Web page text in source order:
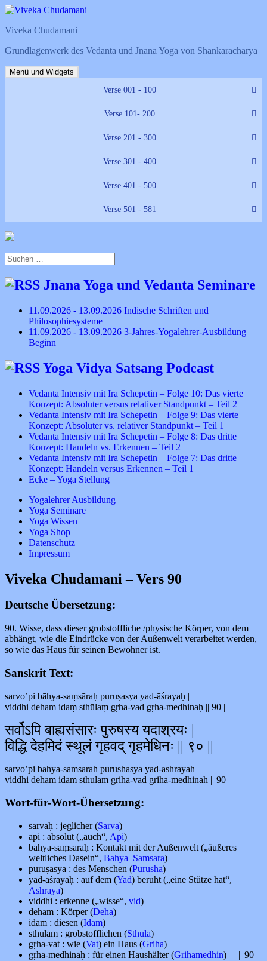
Zum
springen
Viveka Chudamani
Grundlagenwerk des Vedanta und Jnana Yoga von Shankaracharya
Menü und Widgets
Verse 001 - 100
Verse 101- 200
Verse 201 - 300
Verse 301 - 400
Verse 401 - 500
Verse 501 - 581
Suchen
nach:
Jnana Yoga und Vedanta Seminare
11.09.2026 - 13.09.2026 Indische Schriften und
Philosophiesysteme
11.09.2026 - 13.09.2026 3-Jahres-Yogalehrer-Ausbildung
Beginn
Yoga Vidya Satsang Podcast
Vedanta Intensiv mit Ira Schepetin – Folge 10: Das vierte
Konzept: Absoluter versus relativer Standpunkt – Teil 2
Vedanta Intensiv mit Ira Schepetin – Folge 9: Das vierte
Konzept: Absoluter vs. relativer Standpunkt – Teil 1
Vedanta Intensiv mit Ira Schepetin – Folge 8: Das dritte
Konzept: Handeln vs. Erkennen – Teil 2
Vedanta Intensiv mit Ira Schepetin – Folge 7: Das dritte
Konzept: Handeln versus Erkennen – Teil 1
Ecke – Yoga Stellung
Yogalehrer Ausbildung
Yoga Seminare
Yoga Wissen
Yoga Shop
Datenschutz
Impressum
Viveka Chudamani – Vers 90
Deutsche Übersetzung:
90. Wisse, dass dieser grobstoffliche /physische Körper, von dem
abhängt, wie die Eindrücke von der Außenwelt verarbeitet werden,
so wie das Haus für seinen Bewohner ist.
Sanskrit Text:
sarvo’pi bāhya-saṃsāraḥ puruṣasya yad-āśrayaḥ |
viddhi deham idaṃ sthūlaṃ gṛha-vad gṛha-medhinaḥ || 90 ||
सर्वोऽपि बाह्यसंसारः पुरुषस्य यदाश्रयः |
विद्धि देहमिदं स्थूलं गृहवद् गृहमेधिनः || ९० ||
sarvo’pi bahya-samsarah purushasya yad-ashrayah |
viddhi deham idam sthulam griha-vad griha-medhinah || 90 ||
Wort-für-Wort-Übersetzung:
sarvaḥ : jeglicher (Sarva)
api : absolut („auch“, Api)
bāhya-saṃsāraḥ : Kontakt mit der Außenwelt („äußeres
weltliches Dasein“, Bahya–Samsara)
puruṣasya : des Menschen (Purusha)
yad-āśrayaḥ : auf dem (Yad) beruht („eine Stütze hat“,
Ashraya)
viddhi : erkenne („wisse“, vid)
deham : Körper (Deha)
idam : diesen (Idam)
sthūlam : grobstofflichen (Sthula)
gṛha-vat : wie (Vat) ein Haus (Griha)
gṛha-medhinaḥ : für einen Haushälter (Grihamedhin) || 90 ||